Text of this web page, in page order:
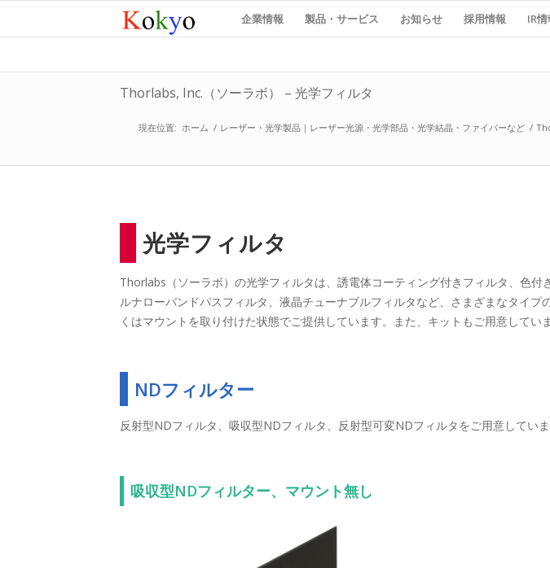
企業情報 製品・サービス お知らせ 採用情報 IR情
Thorlabs, Inc.（ソーラボ） – 光学フィルタ
現在位置: ホーム / レーザー・光学製品｜レーザー光源・光学部品・光学結晶・ファイバーなど /
光学フィルタ
Thorlabs（ソーラボ）の光学フィルタは、誘電体コーティング付きフィルタ、色
ルナローバンドパスフィルタ、液晶チューナブルフィルタなど、さまざまなタイ
くはマウントを取り付けた状態でご提供しています。また、キットもご用意していま
NDフィルター
反射型NDフィルタ、吸収型NDフィルタ、反射型可変NDフィルタをご用意してい
吸収型NDフィルター、マウント無し